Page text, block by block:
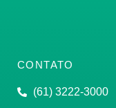
CONTATO
(61) 3222-3000